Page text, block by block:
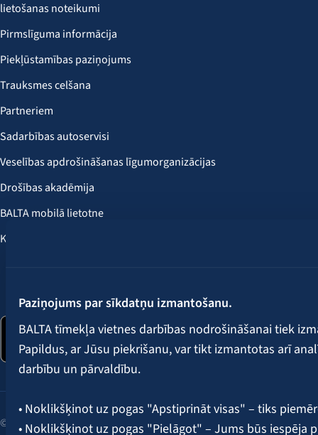
Paziņojums par sīkdatņu izmantošanu.
BALTA tīmekļa vietnes darbības nodrošināšanai tiek
Papildus, ar Jūsu piekrišanu, var tikt izmantotas arī
darbību un pārvaldību.
• Noklikšķinot uz pogas "Apstiprināt visas" – tiks
• Noklikšķinot uz pogas "Pielāgot" – Jums būs iespēja
lietošanas noteikumi
Pirmslīguma informācija
Piekļūstamības paziņojums
Trauksmes celšana
Partneriem
Sadarbības autoservisi
Veselības apdrošināšanas līgumorganizācijas
Drošības akadēmija
BALTA mobilā lietotne
Klientu labumi
© 2026 AAS BALTA | Skanstes iela 25, Rīga, LV-1013, Latvija.